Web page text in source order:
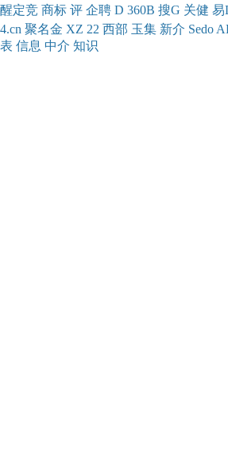
醒定竞 商标 评 企聘 D 360B 搜G 关健 易
4.cn 聚名金 XZ 22 西部 玉集 新介 Sedo
表 信息 中介 知识